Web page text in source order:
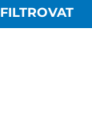
FILTROVAT